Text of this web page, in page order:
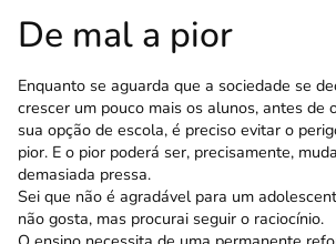
De mal a pior
Enquanto se aguarda que a sociedade se
crescer um pouco mais os alunos, antes de
sua opção de escola, é preciso evitar o
pior. E o pior poderá ser, precisamente,
demasiada pressa.
Sei que não é agradável para um
não gosta, mas procurai seguir o raciocínio.